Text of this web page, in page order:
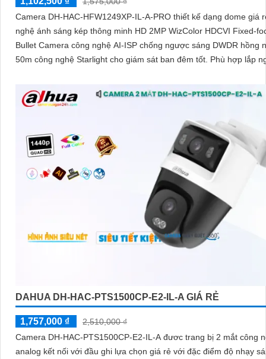
Camera DH-HAC-HFW1249XP-IL-A-PRO thiết kế dạng dome giá
nghệ ánh sáng kép thông minh HD 2MP WizColor HDCVI Fixed-
Bullet Camera công nghệ AI-ISP chống ngược sáng DWDR hồng
50m công nghệ Starlight cho giám sát ban đêm tốt. Phù hợp lắp ngoài trời
DAHUA DH-HAC-PTS1500CP-E2-IL-A GIÁ RẺ
1,757,000 ₫
2,510,000 ₫
Camera DH-HAC-PTS1500CP-E2-IL-A đươc trang bị 2 mắt công
analog kết nối với đầu ghi lựa chọn giá rẻ với đặc điểm độ nhạy